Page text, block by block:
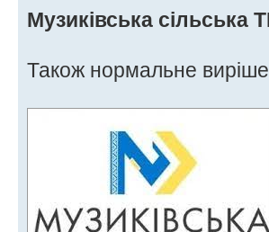
Музиківська сільська
Також нормальне